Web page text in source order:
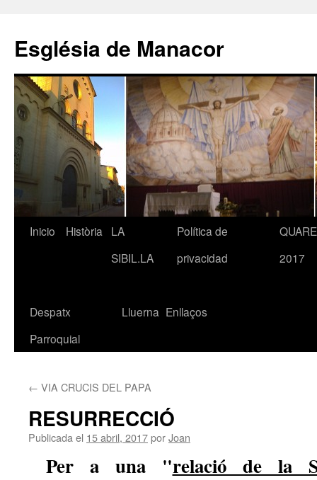
contenido
Església de Manacor
Inicio Història
LA
SIBIL.LA
Política de
privacidad
2017
Despatx
Parroquial
Lluerna Enllaços
← VIA CRUCIS DEL PAPA
RESURRECCIÓ
Publicada el 15 abril, 2017porJoan
Per a una "relació de la